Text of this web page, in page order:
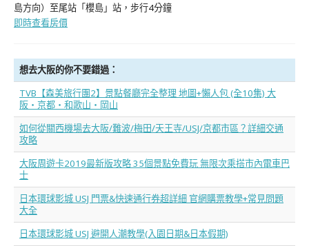
島方向）至尾站「櫻島」站，步行4分鐘
即時查看房價
想去大阪的你不要錯過：
TVB【森美旅行團2】景點餐廳完全整理 地圖+懶人包 (全10集) 大
阪‧京都‧和歌山‧岡山
如何從關西機場去大阪/難波/梅田/天王寺/USJ/京都市區？詳細交通
攻略
大阪周遊卡2019最新版攻略 35個景點免費玩 無限次乘搭市內電車巴
士
日本環球影城 USJ 門票&快速通行券超詳細 官網購票教學+常見問題
大全
日本環球影城 USJ 避開人潮教學(入園日期&日本假期)